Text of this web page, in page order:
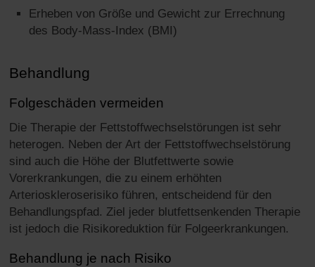
Erheben von Größe und Gewicht zur Errechnung
des Body-Mass-Index (BMI)
Behandlung
Folgeschäden vermeiden
Die Therapie der Fettstoffwechselstörungen ist sehr
heterogen. Neben der Art der Fettstoffwechselstörung
sind auch die Höhe der Blutfettwerte sowie
Vorerkrankungen, die zu einem erhöhten
Arterioskleroserisiko führen, entscheidend für den
Behandlungspfad. Ziel jeder blutfettsenkenden Therapie
ist jedoch die Risikoreduktion für Folgeerkrankungen.
Behandlung je nach Risiko